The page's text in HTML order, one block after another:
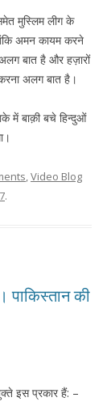
मुस्लिम लीग के
अमन कायम करने
बात है और हज़ारों
अलग बात है।
में बाक़ी बचे हिन्दुओं
,Video Blog
.
पाकिस्तान की
इस प्रकार हैं: –